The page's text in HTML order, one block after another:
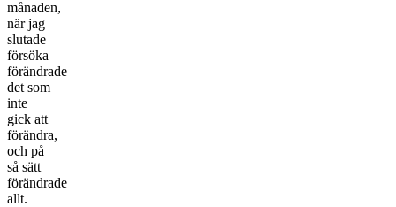
månaden,
när jag
slutade
försöka
förändrade
det som
inte
gick att
förändra,
och på
så sätt
förändrade
allt.